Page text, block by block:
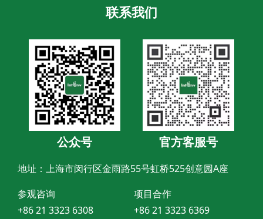
联系我们
公众号 官方客服号
地址：上海市闵行区金雨路55号虹桥525创意园A座
参观咨询
+86 21 3323 6308
项目合作
+86 21 3323 6369